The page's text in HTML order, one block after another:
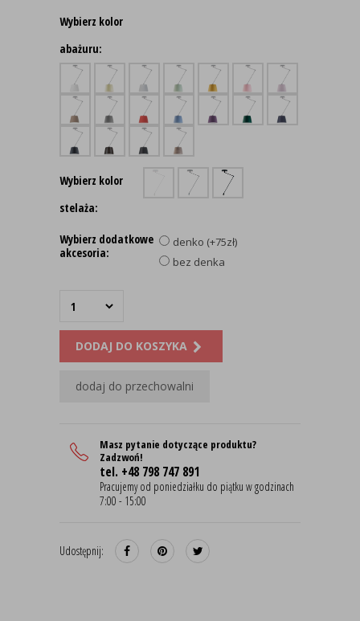
Wybierz kolor
abażuru:
Wybierz kolor
stelaża:
Wybierz dodatkowe
akcesoria:
denko (+75zł)
bez denka
DODAJ DO KOSZYKA
dodaj do przechowalni
Masz pytanie dotyczące produktu?
Zadzwoń!
tel. +48 798 747 891
Pracujemy od poniedziałku do piątku w godzinach
7:00 - 15:00
Udostępnij: